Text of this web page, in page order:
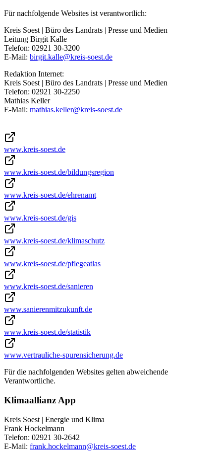
Für nachfolgende Websites ist verantwortlich:
Kreis Soest | Büro des Landrats | Presse und Medien
Leitung Birgit Kalle
Telefon: 02921 30-3200
E-Mail: birgit.kalle@​kreis-soest.de
Redaktion Internet:
Kreis Soest | Büro des Landrats | Presse und Medien
Telefon: 02921 30-2250
Mathias Keller
E-Mail: mathias.keller@​kreis-soest.de
www.kreis-soest.de
www.kreis-soest.de/bildungsregion
www.kreis-soest.de/ehrenamt
www.kreis-soest.de/gis
www.kreis-soest.de/klimaschutz
www.kreis-soest.de/pflegeatlas
www.kreis-soest.de/sanieren
www.sanierenmitzukunft.de
www.kreis-soest.de/statistik
www.vertrauliche-spurensicherung.de
Für die nachfolgenden Websites gelten abweichende
Verantwortliche.
Klimaallianz App
Kreis Soest | Energie und Klima
Frank Hockelmann
Telefon: 02921 30-2642
E-Mail: frank.hockelmann@​kreis-soest.de